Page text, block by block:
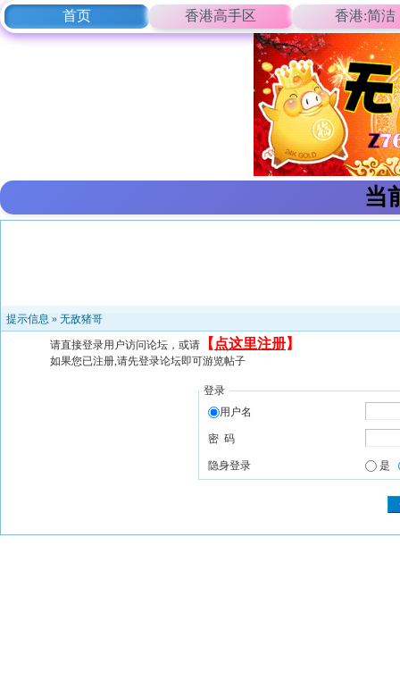
首页 香港高手区 香港:简洁
当
提示信息 » 无敌猪哥
请直接登录用户访问论坛，或请 【 点这里注册】
如果您已注册,请先登录论坛即可游览帖子
登录
用户名
密 码
隐身登录 是